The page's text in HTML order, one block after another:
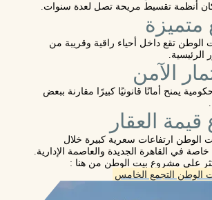
أنظمة تقسيط مريحة تصل لعدة سنوات.
تقع داخل أحياء راقية وقريبة من
الرئيسية.
يمنح أمانًا قانونيًا كبيرًا مقارنة ببعض
ارتفاعات سعرية كبيرة خلال
في القاهرة الجديدة والعاصمة الإدارية.
علي مشروع بيت الوطن من هنا :
الوطن التجمع الخامس